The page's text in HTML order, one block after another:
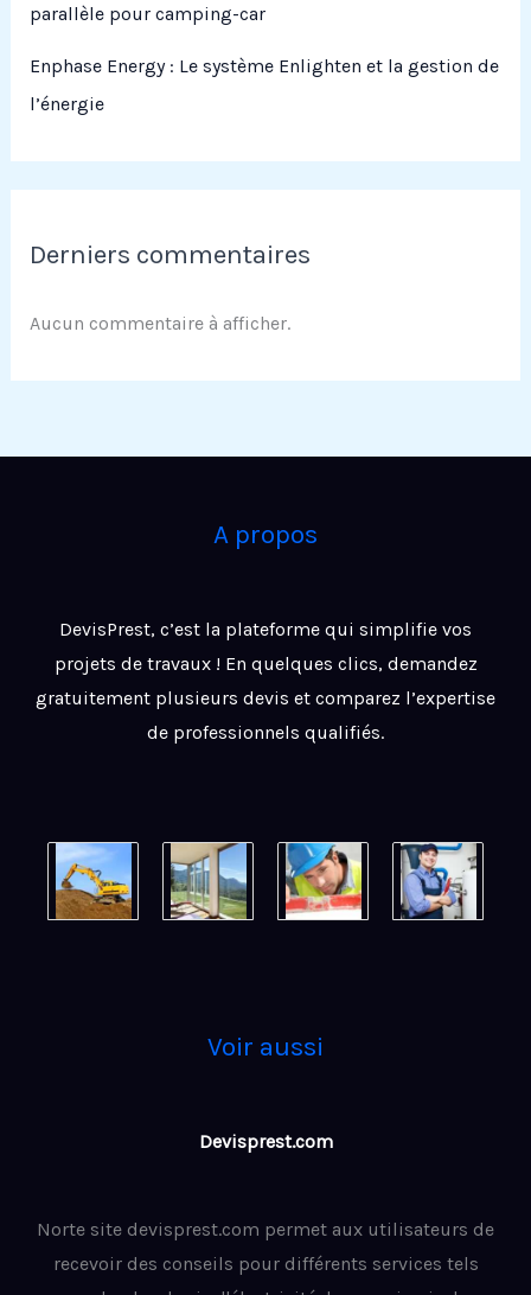
parallèle pour camping-car
Enphase Energy : Le système Enlighten et la gestion de
l’énergie
Derniers commentaires
Aucun commentaire à afficher.
A propos
DevisPrest, c’est la plateforme qui simplifie vos
projets de travaux ! En quelques clics, demandez
gratuitement plusieurs devis et comparez l’expertise
de professionnels qualifiés.
Voir aussi
Devisprest.com
Norte site devisprest.com permet aux utilisateurs de
recevoir des conseils pour différents services tels